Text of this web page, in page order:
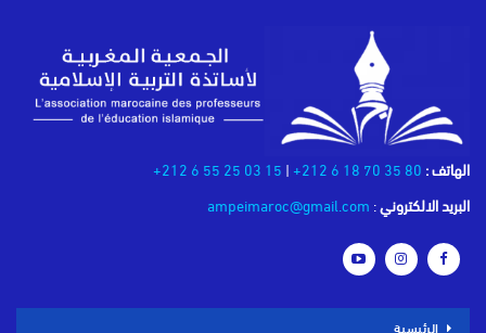
الهاتف : 80 35 70 18 6 212+
|
15 03 25 55 6 212+
البريد الالكتروني:
ampeimaroc@gmail.com
الرئيسية